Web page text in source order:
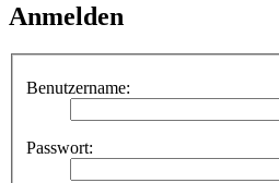
Anmelden
Benutzername:
Passwort: